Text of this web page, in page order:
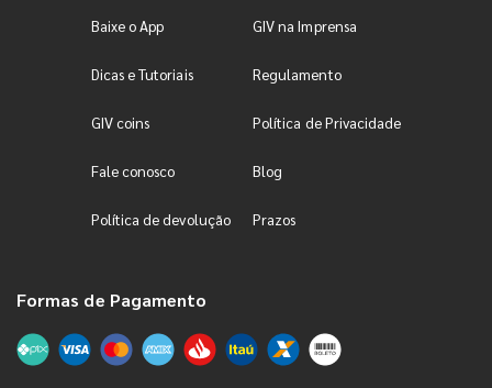
Baixe o App GIV na Imprensa
Dicas e Tutoriais Regulamento
GIV coins Política de Privacidade
Fale conosco Blog
Política de devolução Prazos
Formas de Pagamento